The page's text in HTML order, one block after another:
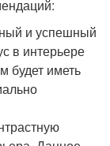
и успешный
в интерьере
будет иметь